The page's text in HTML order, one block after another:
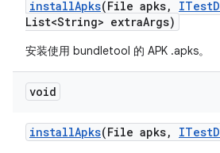
installApks(File apks, ITest
List<String> extraArgs)
安装使用 bundletool 的 APK .apks。
void
installApks(File apks, ITest